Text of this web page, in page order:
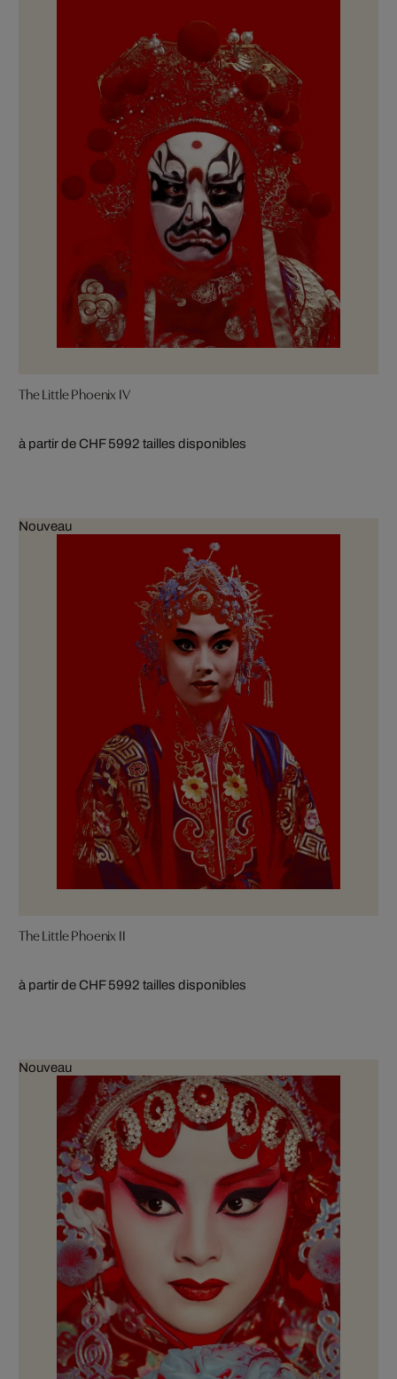
The Little Phoenix IV
à partir de CHF 5992 tailles disponibles
Nouveau
The Little Phoenix II
à partir de CHF 5992 tailles disponibles
Nouveau